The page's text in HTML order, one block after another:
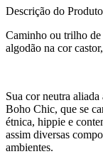
Descrição do Produto
Caminho ou trilho de
algodão na cor
Sua cor neutra aliada
Boho Chic, que se
étnica, hippie e
assim diversas
ambientes.